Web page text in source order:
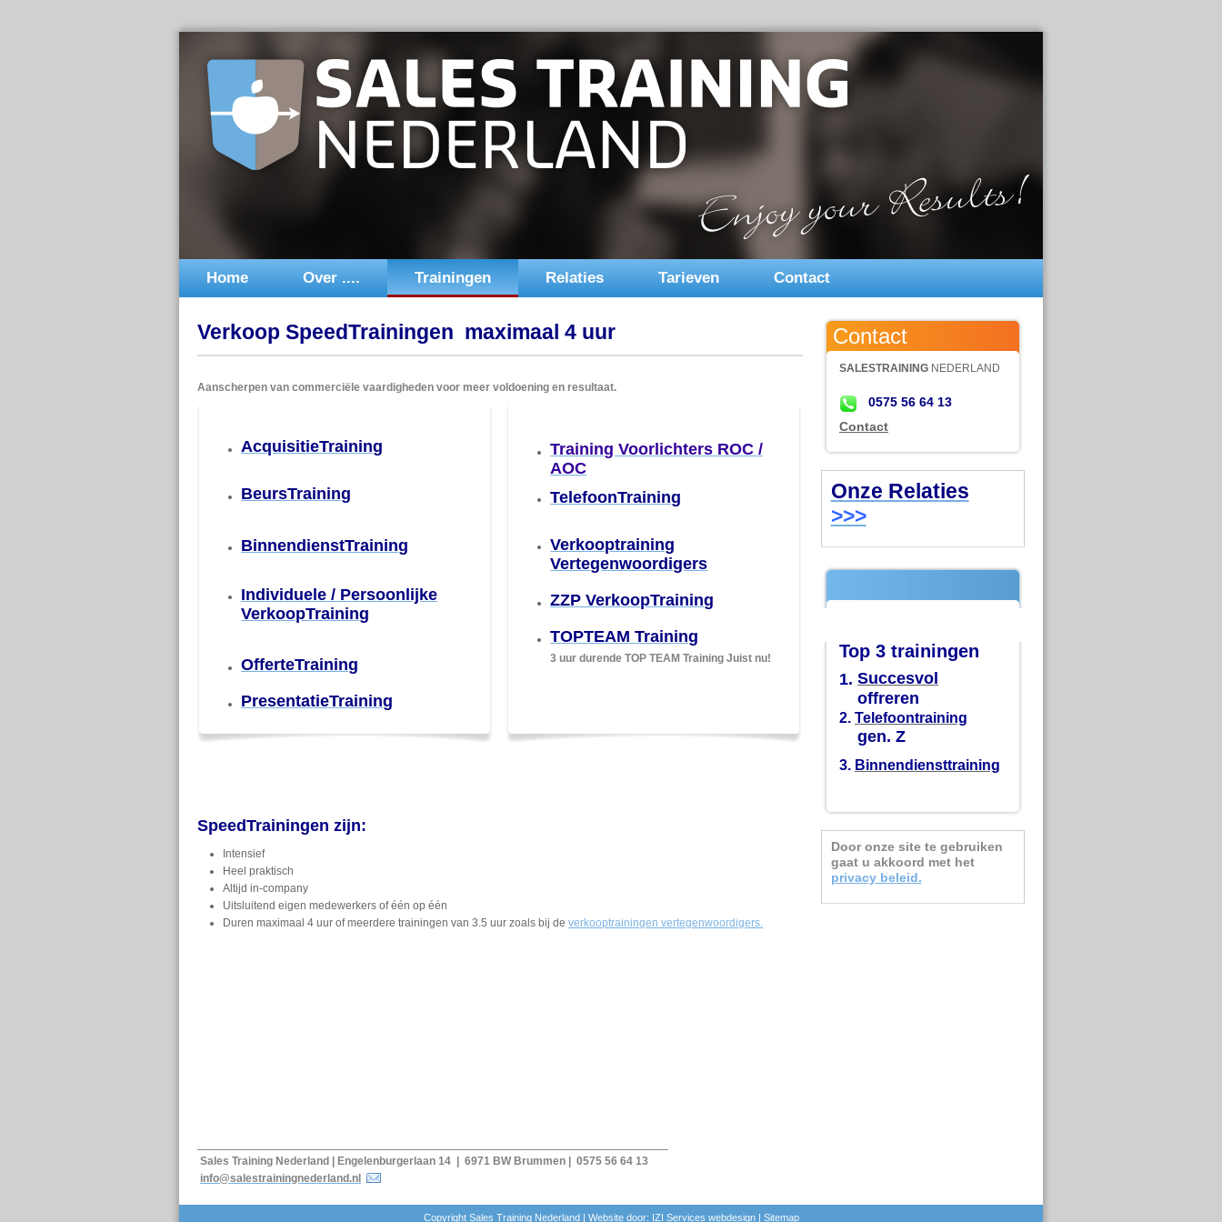
Home Over .... Trainingen Relaties Tarieven Contact
Verkoop SpeedTrainingen maximaal 4 uur
Aanscherpen van commerciële vaardigheden voor meer voldoening en resultaat.
AcquisitieTraining
BeursTraining
BinnendienstTraining
Individuele / Persoonlijke
VerkoopTraining
OfferteTraining
PresentatieTraining
Training Voorlichters ROC /
AOC
TelefoonTraining
Verkooptraining
Vertegenwoordigers
ZZP VerkoopTraining
TOPTEAM Training
3 uur durende TOP TEAM TrainingJuist nu!
SpeedTrainingen zijn:
Intensief
Heel praktisch
Altijd in-company
Uitsluitend eigen medewerkers of één op één
Duren maximaal 4 uur of meerdere trainingen van 3.5 uur zoals bij deverkooptrainingen vertegenwoordigers.
Sales Training Nederland | Engelenburgerlaan 14 | 6971 BW Brummen | 0575 56 64 13
info@salestrainingnederland.nl
Contact
SALESTRAINING NEDERLAND
0575 56 64 13
Contact
Onze Relaties
>>>
Top 3 trainingen
1. Succesvol
offreren
2. Telefoontraining
gen. Z
3. Binnendiensttraining
Door onze site te gebruiken
gaat u akkoord met het
privacy beleid.
Copyright Sales Training Nederland | Website door: IZI Services webdesign| Sitemap